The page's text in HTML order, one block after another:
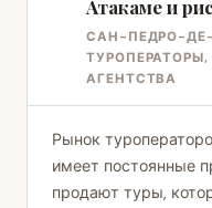
Атакаме и
САН-ПЕДРО-
АГЕНТСТВА
Рынок
имеет постоянные
продают туры,